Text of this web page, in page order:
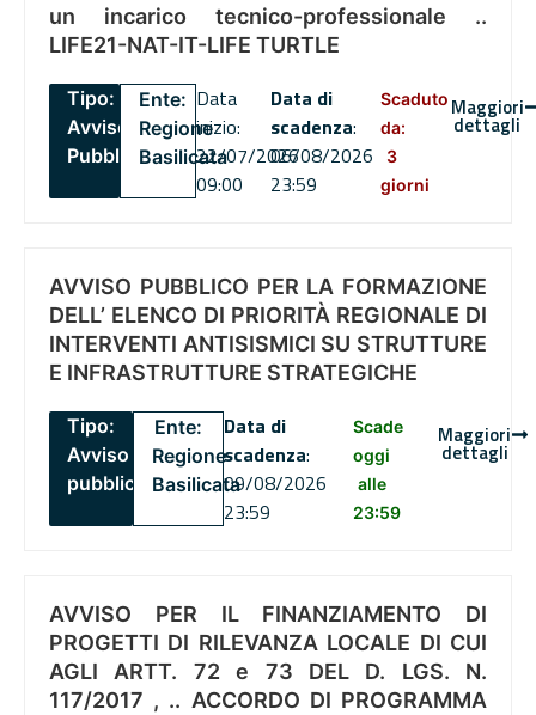
un incarico tecnico-professionale ..
LIFE21-NAT-IT-LIFE TURTLE
Tipo:
Avviso
Pubblico
Ente:
Regione
Basilicata
Data
inizio:
22/07/2026
09:00
Data di
scadenza:
06/08/2026
23:59
Scaduto
da:
3
giorni
Maggiori
dettagli
AVVISO PUBBLICO PER LA FORMAZIONE
DELL’ ELENCO DI PRIORITÀ REGIONALE DI
INTERVENTI ANTISISMICI SU STRUTTURE
E INFRASTRUTTURE STRATEGICHE
Tipo:
Avviso
pubblico
Ente:
Regione
Basilicata
Data di
scadenza:
09/08/2026
23:59
Scade
oggi
alle
23:59
Maggiori
dettagli
AVVISO PER IL FINANZIAMENTO DI
PROGETTI DI RILEVANZA LOCALE DI CUI
AGLI ARTT. 72 e 73 DEL D. LGS. N.
117/2017 , .. ACCORDO DI PROGRAMMA